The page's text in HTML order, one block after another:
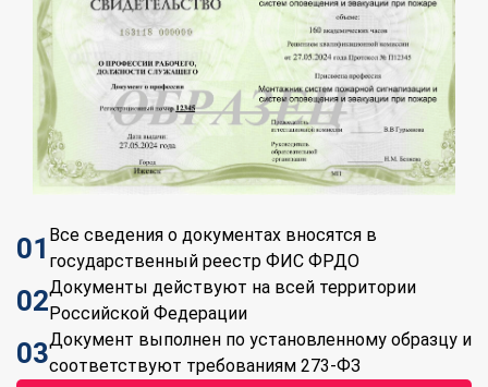
01 Все сведения о документах вносятся в
государственный реестр ФИС ФРДО
02Документы действуют на всей территории
Российской Федерации
03Документ выполнен по установленному образцу и
соответствуют требованиям 273-ФЗ